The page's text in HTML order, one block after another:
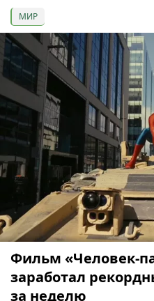
МИР
Фильм «Человек-
заработал
за неделю